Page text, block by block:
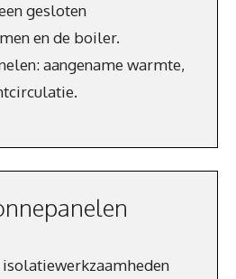
gesloten
en de boiler.
aangename warmte,